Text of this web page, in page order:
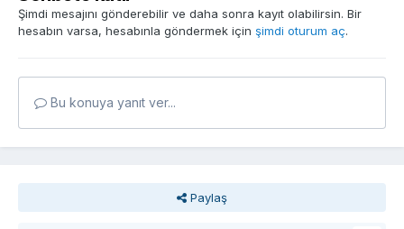
Şimdi mesajını gönderebilir ve daha sonra kayıt olabilirsin. Bir
hesabın varsa, hesabınla göndermek için şimdi oturum aç.
Bu konuya yanıt ver...
Paylaş